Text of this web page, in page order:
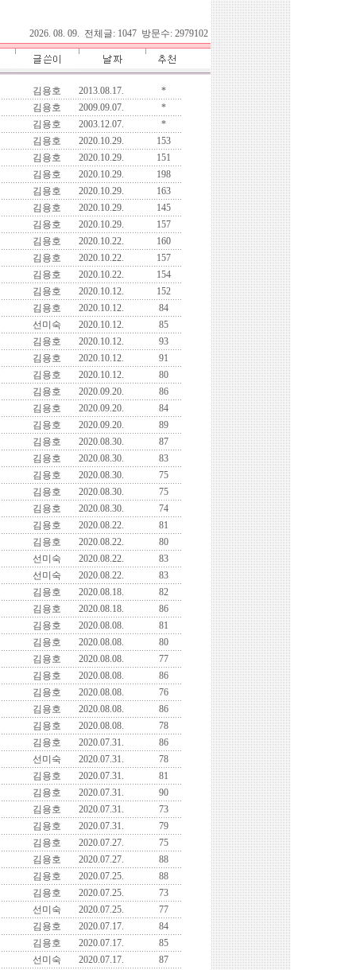
2026. 08. 09. 전체글: 1047 방문수: 2979102
김용호 2013.08.17.
*
김용호 2009.09.07.
*
김용호 2003.12.07.
*
김용호 2020.10.29.
153
김용호 2020.10.29.
151
김용호 2020.10.29.
198
김용호 2020.10.29.
163
김용호 2020.10.29.
145
김용호 2020.10.29.
157
김용호 2020.10.22.
160
김용호 2020.10.22.
157
김용호 2020.10.22.
154
김용호 2020.10.12.
152
김용호 2020.10.12.
84
선미숙 2020.10.12.
85
김용호 2020.10.12.
93
김용호 2020.10.12.
91
김용호 2020.10.12.
80
김용호 2020.09.20.
86
김용호 2020.09.20.
84
김용호 2020.09.20.
89
김용호 2020.08.30.
87
김용호 2020.08.30.
83
김용호 2020.08.30.
75
김용호 2020.08.30.
75
김용호 2020.08.30.
74
김용호 2020.08.22.
81
김용호 2020.08.22.
80
선미숙 2020.08.22.
83
선미숙 2020.08.22.
83
김용호 2020.08.18.
82
김용호 2020.08.18.
86
김용호 2020.08.08.
81
김용호 2020.08.08.
80
김용호 2020.08.08.
77
김용호 2020.08.08.
86
김용호 2020.08.08.
76
김용호 2020.08.08.
86
김용호 2020.08.08.
78
김용호 2020.07.31.
86
선미숙 2020.07.31.
78
김용호 2020.07.31.
81
김용호 2020.07.31.
90
김용호 2020.07.31.
73
김용호 2020.07.31.
79
김용호 2020.07.27.
75
김용호 2020.07.27.
88
김용호 2020.07.25.
88
김용호 2020.07.25.
73
선미숙 2020.07.25.
77
김용호 2020.07.17.
84
김용호 2020.07.17.
85
선미숙 2020.07.17.
87